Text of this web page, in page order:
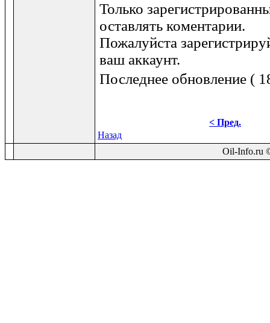
Только
оставлять коментарии.
Пожалуйста
ваш аккаунт.
Последнее обновление (
< Пред.
Назад
Oil-Info.ru